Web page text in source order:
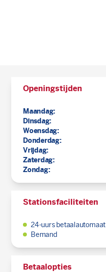
Openingstijden
Maandag:
Dinsdag:
Woensdag:
Donderdag:
Vrijdag:
Zaterdag:
Zondag:
Stationsfaciliteiten
24-uurs betaalautomaat
Bemand
Betaalopties